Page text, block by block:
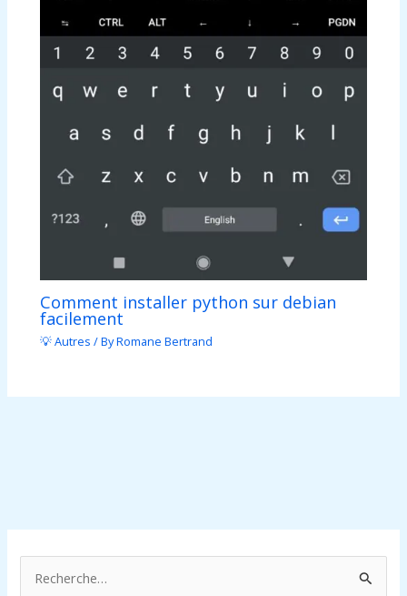
Comment installer python sur debian
facilement
💡 Autres / ByRomane Bertrand